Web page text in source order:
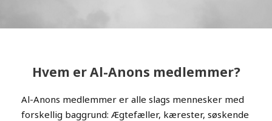
Hvem er Al-Anons medlemmer?
Al-Anons medlemmer er alle slags mennesker med
forskellig baggrund: Ægtefæller, kærester, søskende